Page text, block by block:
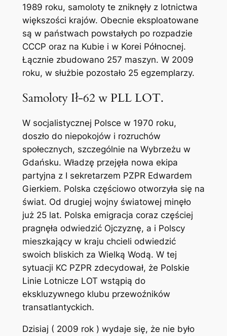
1989 roku, samoloty te zniknęły z lotnictwa
większości krajów. Obecnie eksploatowane
są w państwach powstałych po rozpadzie
CCCP oraz na Kubie i w Korei Północnej.
Łącznie zbudowano 257 maszyn. W 2009
roku, w służbie pozostało 25 egzemplarzy.
Samoloty Ił-62 w PLL LOT.
W socjalistycznej Polsce w 1970 roku,
doszło do niepokojów i rozruchów
społecznych, szczególnie na Wybrzeżu w
Gdańsku. Władzę przejęła nowa ekipa
partyjna z I sekretarzem PZPR Edwardem
Gierkiem. Polska częściowo otworzyła się na
świat. Od drugiej wojny światowej minęło
już 25 lat. Polska emigracja coraz częściej
pragnęła odwiedzić Ojczyznę, a i Polscy
mieszkający w kraju chcieli odwiedzić
swoich bliskich za Wielką Wodą. W tej
sytuacji KC PZPR zdecydował, że Polskie
Linie Lotnicze LOT wstąpią do
ekskluzywnego klubu przewoźników
transatlantyckich.
Dzisiaj ( 2009 rok ) wydaje się, że nie było